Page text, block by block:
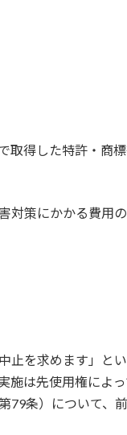
得した特許・商
策にかかる費用の
止を求めます」
は先使用権によ
条）について